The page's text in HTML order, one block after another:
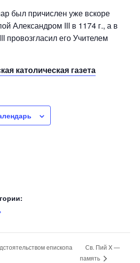
был причислен уже вскоре
Александром III в 1174 г., а в
провозгласил его Учителем
католическая газета
епископа
Св. Пий X —
память